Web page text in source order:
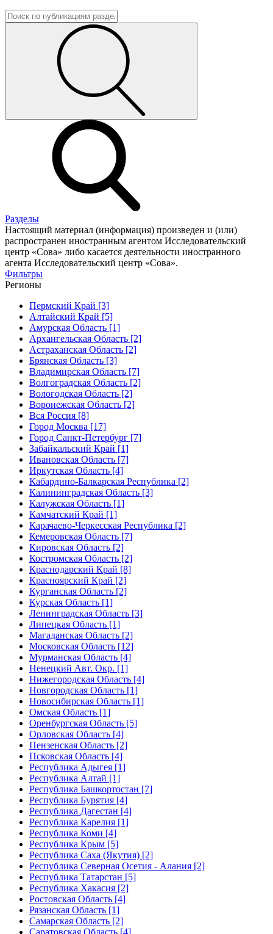
Разделы
Настоящий материал (информация) произведен и (или)
распространен иностранным агентом Исследовательский
центр «Сова» либо касается деятельности иностранного
агента Исследовательский центр «Сова».
Фильтры
Регионы
Пермский Край [3]
Алтайский Край [5]
Амурская Область [1]
Архангельская Область [2]
Астраханская Область [2]
Брянская Область [3]
Владимирская Область [7]
Волгоградская Область [2]
Вологодская Область [2]
Воронежская Область [2]
Вся Россия [8]
Город Москва [17]
Город Санкт-Петербург [7]
Забайкальский Край [1]
Ивановская Область [7]
Иркутская Область [4]
Кабардино-Балкарская Республика [2]
Калининградская Область [3]
Калужская Область [1]
Камчатский Край [1]
Карачаево-Черкесская Республика [2]
Кемеровская Область [7]
Кировская Область [2]
Костромская Область [2]
Краснодарский Край [8]
Красноярский Край [2]
Курганская Область [2]
Курская Область [1]
Ленинградская Область [3]
Липецкая Область [1]
Магаданская Область [2]
Московская Область [12]
Мурманская Область [4]
Ненецкий Авт. Окр. [1]
Нижегородская Область [4]
Новгородская Область [1]
Новосибирская Область [1]
Омская Область [1]
Оренбургская Область [5]
Орловская Область [4]
Пензенская Область [2]
Псковская Область [4]
Республика Адыгея [1]
Республика Алтай [1]
Республика Башкортостан [7]
Республика Бурятия [4]
Республика Дагестан [4]
Республика Карелия [1]
Республика Коми [4]
Республика Крым [5]
Республика Саха (Якутия) [2]
Республика Северная Осетия - Алания [2]
Республика Татарстан [5]
Республика Хакасия [2]
Ростовская Область [4]
Рязанская Область [1]
Самарская Область [2]
Саратовская Область [4]